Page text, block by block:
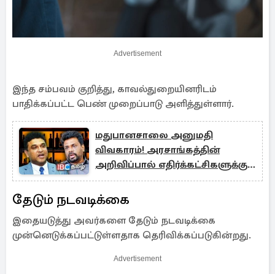
Advertisement
இந்த சம்பவம் குறித்து, காவல்துறையினரிடம்
பாதிக்கப்பட்ட பெண் முறைப்பாடு அளித்துள்ளார்.
மதுபானசாலை அனுமதி
விவகாரம்! அரசாங்கத்தின்
அறிவிப்பால் எதிர்க்கட்சிகளுக்கு
ஏற்பட்டுள்ள குழப்பம்
தேடும் நடவடிக்கை
இதையடுத்து அவர்களை தேடும் நடவடிக்கை
முன்னெடுக்கப்பட்டுள்ளதாக தெரிவிக்கப்படுகின்றது.
Advertisement